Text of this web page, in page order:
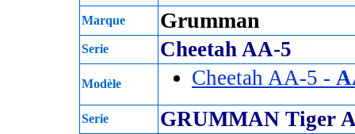
Marque Grumman
Serie Cheetah AA-5
Modèle Cheetah AA-5 -
Serie GRUMMAN Tiger